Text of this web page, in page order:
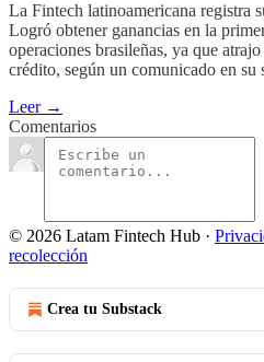
La Fintech latinoamericana registra
Logró obtener ganancias en la
operaciones brasileñas, ya que
crédito, según un comunicado en su
Leer →
Comentarios
© 2026 Latam Fintech Hub ·
recolección
Crea tu Substack